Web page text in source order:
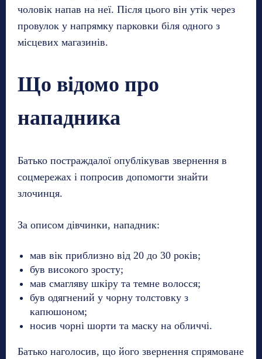
чоловік напав на неї. Після цього він утік через
провулок у напрямку парковки біля одного з
місцевих магазинів.
Що відомо про
нападника
Батько постраждалої опублікував звернення в
соцмережах і попросив допомогти знайти
злочинця.
За описом дівчинки, нападник:
мав вік приблизно від 20 до 30 років;
був високого зросту;
мав смагляву шкіру та темне волосся;
був одягнений у чорну толстовку з
капюшоном;
носив чорні шорти та маску на обличчі.
Батько наголосив, що його звернення спрямоване